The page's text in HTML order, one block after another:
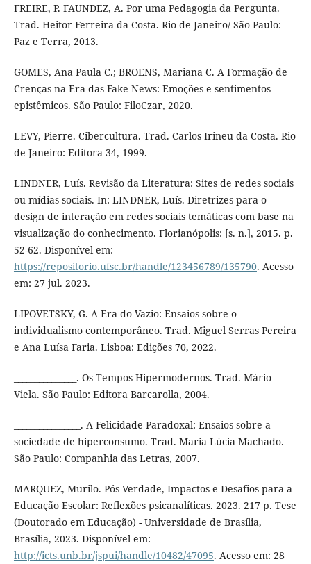
FREIRE, P. FAUNDEZ, A. Por uma Pedagogia da Pergunta.
Trad. Heitor Ferreira da Costa. Rio de Janeiro/ São Paulo:
Paz e Terra, 2013.
GOMES, Ana Paula C.; BROENS, Mariana C. A Formação de
Crenças na Era das Fake News: Emoções e sentimentos
epistêmicos. São Paulo: FiloCzar, 2020.
LEVY, Pierre. Cibercultura. Trad. Carlos Irineu da Costa. Rio
de Janeiro: Editora 34, 1999.
LINDNER, Luís. Revisão da Literatura: Sites de redes sociais
ou mídias sociais. In: LINDNER, Luís. Diretrizes para o
design de interação em redes sociais temáticas com base na
visualização do conhecimento. Florianópolis: [s. n.], 2015. p.
52-62. Disponível em:
https://repositorio.ufsc.br/handle/123456789/135790. Acesso
em: 27 jul. 2023.
LIPOVETSKY, G. A Era do Vazio: Ensaios sobre o
individualismo contemporâneo. Trad. Miguel Serras Pereira
e Ana Luísa Faria. Lisboa: Edições 70, 2022.
_______________. Os Tempos Hipermodernos. Trad. Mário
Viela. São Paulo: Editora Barcarolla, 2004.
________________. A Felicidade Paradoxal: Ensaios sobre a
sociedade de hiperconsumo. Trad. Maria Lúcia Machado.
São Paulo: Companhia das Letras, 2007.
MARQUEZ, Murilo. Pós Verdade, Impactos e Desafios para a
Educação Escolar: Reflexões psicanalíticas. 2023. 217 p. Tese
(Doutorado em Educação) - Universidade de Brasília,
Brasília, 2023. Disponível em:
http://icts.unb.br/jspui/handle/10482/47095. Acesso em: 28